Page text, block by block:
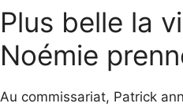
Plus belle la
Noémie
Au commissariat, Patrick